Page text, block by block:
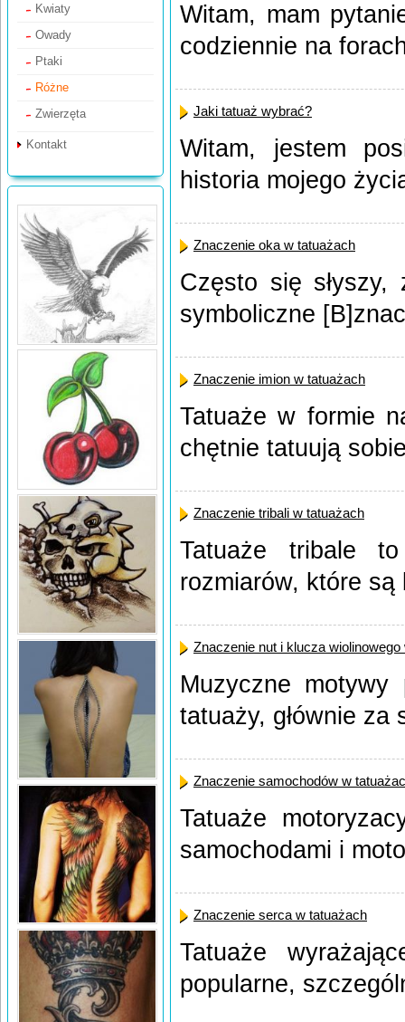
Witam, mam
codziennie na
Jaki tatuaż wybrać?
Witam, jestem
historia mojego
Znaczenie oka w tatuażach
Często się
symboliczne
Znaczenie imion w tatuażach
Tatuaże w formie
chętnie tatuują
Znaczenie tribali w tatuażach
Tatuaże tribale
rozmiarów, które są
Znaczenie nut i klucza wiolinowego
Muzyczne
tatuaży, głównie za
Znaczenie samochodów w
Tatuaże
samochodami i
Znaczenie serca w tatuażach
Tatuaże
popularne,
Kwiaty
Owady
Ptaki
Różne
Zwierzęta
Kontakt